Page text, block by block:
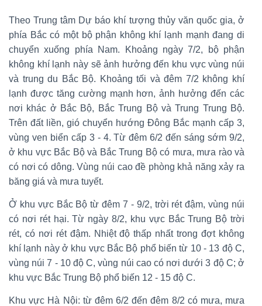
Theo Trung tâm Dự báo khí tượng thủy văn quốc gia, ở
phía Bắc có một bộ phận không khí lạnh mạnh đang di
chuyển xuống phía Nam. Khoảng ngày 7/2, bộ phận
không khí lạnh này sẽ ảnh hưởng đến khu vực vùng núi
và trung du Bắc Bộ. Khoảng tối và đêm 7/2 không khí
lạnh được tăng cường mạnh hơn, ảnh hưởng đến các
nơi khác ở Bắc Bộ, Bắc Trung Bộ và Trung Trung Bộ.
Trên đất liền, gió chuyển hướng Đông Bắc mạnh cấp 3,
vùng ven biển cấp 3 - 4. Từ đêm 6/2 đến sáng sớm 9/2,
ở khu vực Bắc Bộ và Bắc Trung Bộ có mưa, mưa rào và
có nơi có dông. Vùng núi cao đề phòng khả năng xảy ra
băng giá và mưa tuyết.
Ở khu vực Bắc Bộ từ đêm 7 - 9/2, trời rét đậm, vùng núi
có nơi rét hại. Từ ngày 8/2, khu vực Bắc Trung Bộ trời
rét, có nơi rét đậm. Nhiệt độ thấp nhất trong đợt không
khí lạnh này ở khu vực Bắc Bộ phổ biến từ 10 - 13 độ C,
vùng núi 7 - 10 độ C, vùng núi cao có nơi dưới 3 độ C; ở
khu vực Bắc Trung Bộ phổ biến 12 - 15 độ C.
Khu vực Hà Nội: từ đêm 6/2 đến đêm 8/2 có mưa, mưa